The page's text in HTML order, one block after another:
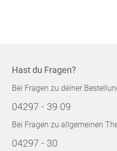
Hast du Fragen?
Bei Fragen zu deiner
04297 - 39 09
Bei Fragen zu allgemeinen
04297 - 30